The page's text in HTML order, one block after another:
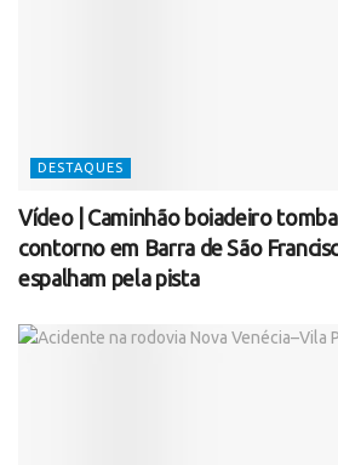
DESTAQUES
Vídeo | Caminhão boiadeiro
contorno em Barra de São
espalham pela pista